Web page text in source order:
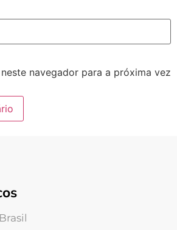
navegador para a próxima vez